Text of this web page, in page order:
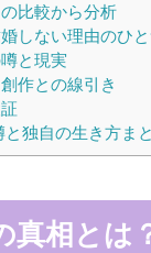
比較から分析
しない理由のひと
と現実
作との線引き
独自の生き方ま
真相とは